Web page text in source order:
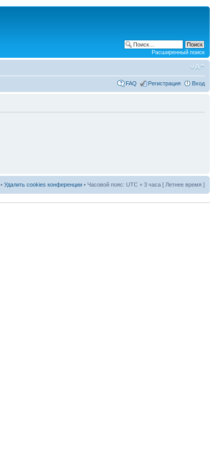
Расширенный поиск
FAQ Регистрация Вход
• Удалить cookies конференции • Часовой пояс: UTC + 3 часа [ Летнее время ]